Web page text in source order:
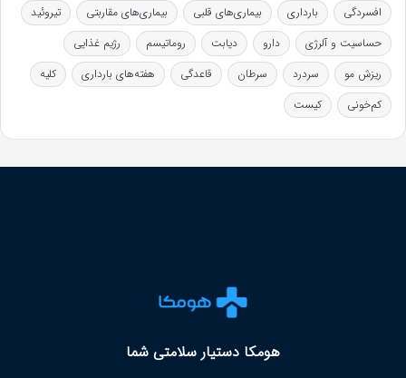
افسردگی بارداری بیماری‌های قلبی بیماری‌های مقاربتی
تیروئید
حساسیت و آلرژی
دارو دیابت روماتیسم
رژیم غذایی
ریزش مو
سردرد سرطان قاعدگی هفته‌های بارداری
کلیه
کم‌خونی
کیست
هومکا دستیار سلامتی شما